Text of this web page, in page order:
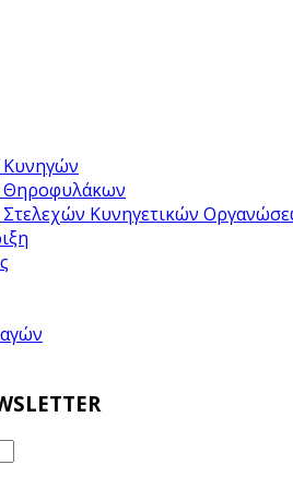
Κυνηγών
Θηροφυλάκων
Στελεχών Κυνηγετικών